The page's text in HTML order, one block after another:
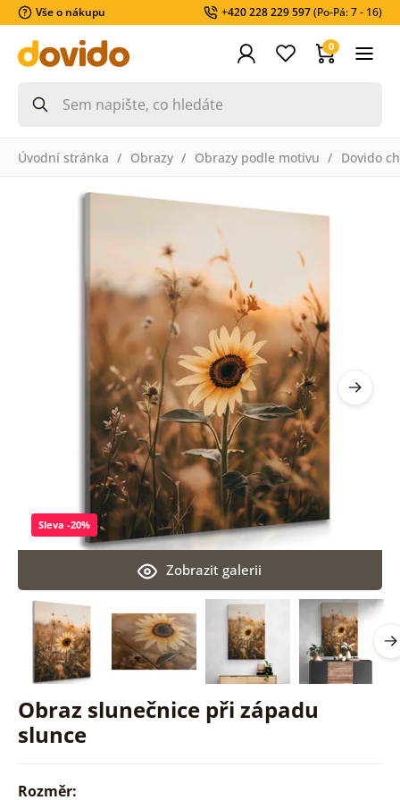
Vše o nákupu +420 228 229 597(Po-Pá: 7 - 16)
0
Úvodní stránka Obrazy Obrazy podle motivu Dovido
Obraz slunečnice při západu
slunce
Zobrazit galerii
Sleva -20%
Rozměr: